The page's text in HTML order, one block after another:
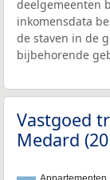
deelgemeenten
inkomensdata
de staven in de
bijbehorende
Vastgoed
Medard